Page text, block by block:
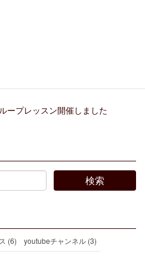
プレッスン開催しました
(6) youtubeチャンネル (3)